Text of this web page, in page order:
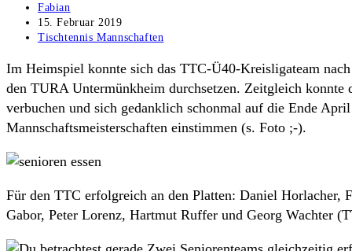
Beitrags-
Autor:
Fabian
Beitrag
veröffentlicht:
15. Februar 2019
Beitrags-
Tischtennis Mannschaften
Im Heimspiel konnte sich das TTC-Ü40-Kreisligateam
den TURA Untermünkheim durchsetzen. Zeitgleich
verbuchen und sich gedanklich schonmal auf die Ende
Mannschaftsmeisterschaften einstimmen (s. Foto ;-).
Für den TTC erfolgreich an den Platten: Daniel
Gabor, Peter Lorenz, Hartmut Ruffer und Georg Wachter